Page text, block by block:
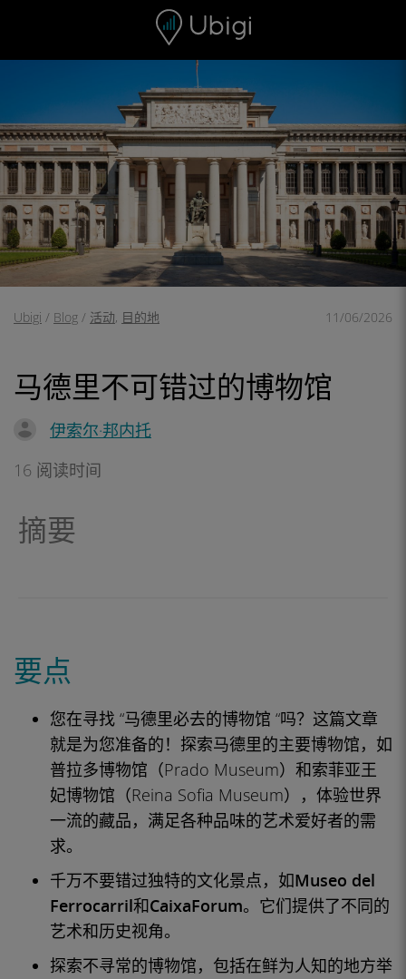
页脚
Ubigi / Blog / 活动, 目的地 11/06/2026
马德里不可错过的博物馆
伊索尔·邦内托
16 阅读时间
摘要
要点
您在寻找 “马德里必去的博物馆 “吗？这篇文章
就是为您准备的！探索马德里的主要博物馆，如
普拉多博物馆（Prado Museum）和索菲亚王
妃博物馆（Reina Sofia Museum），体验世界
一流的藏品，满足各种品味的艺术爱好者的需
求。
千万不要错过独特的文化景点，如Museo del
Ferrocarril和CaixaForum。它们提供了不同的
艺术和历史视角。
探索不寻常的博物馆，包括在鲜为人知的地方举